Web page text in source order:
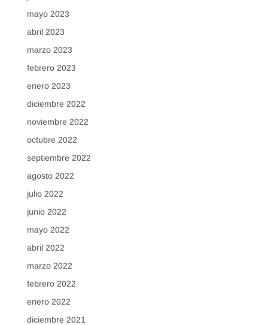
mayo 2023
abril 2023
marzo 2023
febrero 2023
enero 2023
diciembre 2022
noviembre 2022
octubre 2022
septiembre 2022
agosto 2022
julio 2022
junio 2022
mayo 2022
abril 2022
marzo 2022
febrero 2022
enero 2022
diciembre 2021